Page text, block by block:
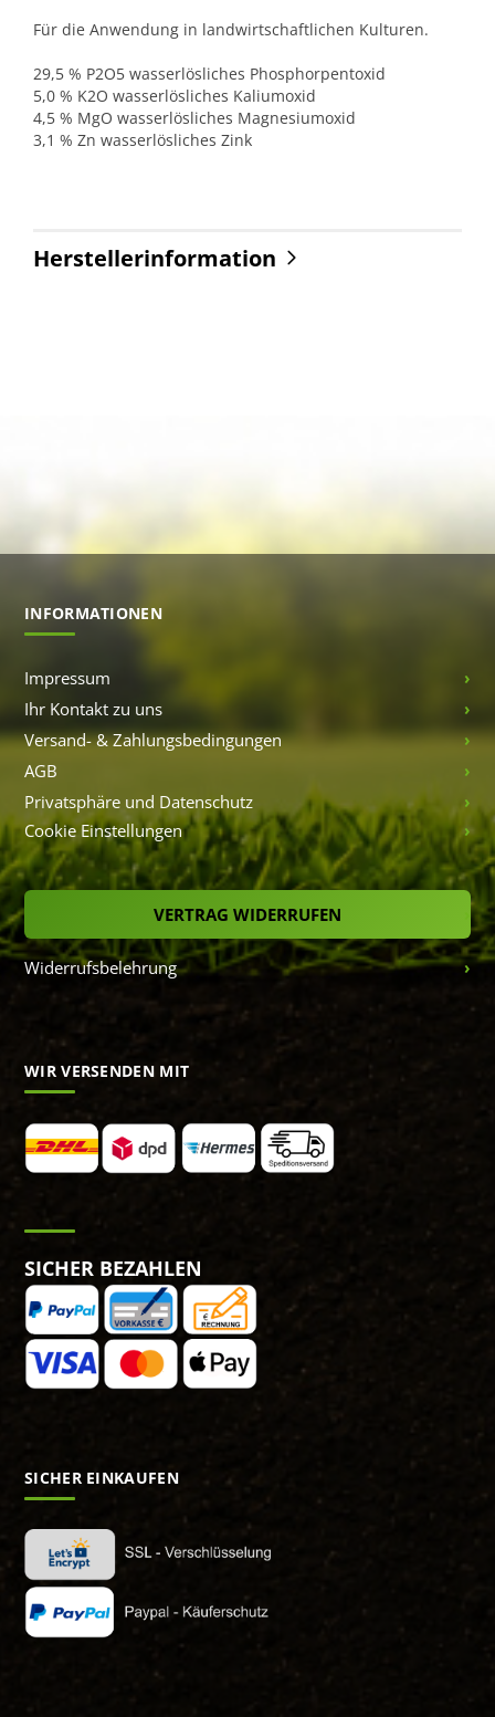
Für die Anwendung in landwirtschaftlichen Kulturen.
29,5 % P2O5 wasserlösliches Phosphorpentoxid
5,0 % K2O wasserlösliches Kaliumoxid
4,5 % MgO wasserlösliches Magnesiumoxid
3,1 % Zn wasserlösliches Zink
Herstellerinformation
INFORMATIONEN
Impressum
Ihr Kontakt zu uns
Versand- & Zahlungsbedingungen
AGB
Privatsphäre und Datenschutz
Cookie Einstellungen
VERTRAG WIDERRUFEN
Widerrufsbelehrung
WIR VERSENDEN MIT
SICHER BEZAHLEN
SICHER EINKAUFEN